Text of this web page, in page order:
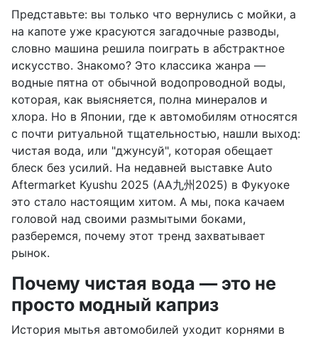
Представьте: вы только что вернулись с мойки, а
на капоте уже красуются загадочные разводы,
словно машина решила поиграть в абстрактное
искусство. Знакомо? Это классика жанра —
водные пятна от обычной водопроводной воды,
которая, как выясняется, полна минералов и
хлора. Но в Японии, где к автомобилям относятся
с почти ритуальной тщательностью, нашли выход:
чистая вода, или "джунсуй", которая обещает
блеск без усилий. На недавней выставке Auto
Aftermarket Kyushu 2025 (AA九州2025) в Фукуоке
это стало настоящим хитом. А мы, пока качаем
головой над своими размытыми боками,
разберемся, почему этот тренд захватывает
рынок.
Почему чистая вода — это не
просто модный каприз
История мытья автомобилей уходит корнями в